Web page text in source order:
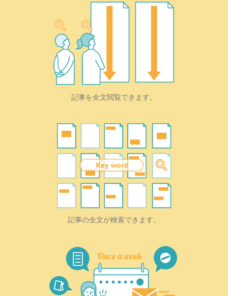
記事を全文閲覧できます。
記事の全文が検索できます。